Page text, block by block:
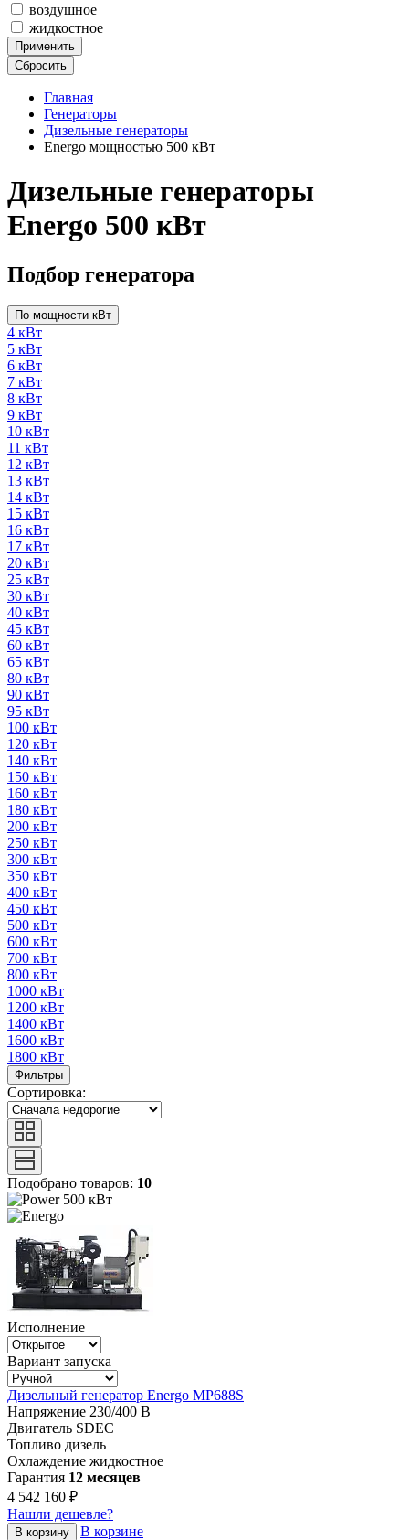
воздушное
жидкостное
Применить
Сбросить
Главная
Генераторы
Дизельные генераторы
Energo мощностью 500 кВт
Дизельные генераторы
Energo 500 кВт
Подбор генератора
По мощности кВт
4 кВт
5 кВт
6 кВт
7 кВт
8 кВт
9 кВт
10 кВт
11 кВт
12 кВт
13 кВт
14 кВт
15 кВт
16 кВт
17 кВт
20 кВт
25 кВт
30 кВт
40 кВт
45 кВт
60 кВт
65 кВт
80 кВт
90 кВт
95 кВт
100 кВт
120 кВт
140 кВт
150 кВт
160 кВт
180 кВт
200 кВт
250 кВт
300 кВт
350 кВт
400 кВт
450 кВт
500 кВт
600 кВт
700 кВт
800 кВт
1000 кВт
1200 кВт
1400 кВт
1600 кВт
1800 кВт
Фильтры
Сортировка:
Подобрано товаров: 10
500 кВт
Исполнение
Вариант запуска
Дизельный генератор Energo MP688S
Напряжение 230/400 В
Двигатель SDEC
Топливо дизель
Охлаждение жидкостное
Гарантия 12 месяцев
4 542 160 ₽
Нашли дешевле?
В корзину В корзине